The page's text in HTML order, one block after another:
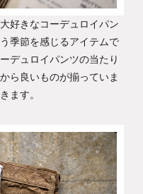
好きなコーデュロイパン
季節を感じるアイテムで
デュロイパンツの当たり
ら良いものが揃っていま
ます。